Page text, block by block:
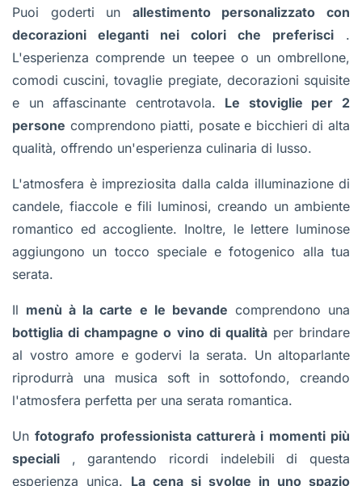
Puoi goderti un allestimento personalizzato con
decorazioni eleganti nei colori che preferisci .
L'esperienza comprende un teepee o un ombrellone,
comodi cuscini, tovaglie pregiate, decorazioni squisite
e un affascinante centrotavola. Le stoviglie per 2
persone comprendono piatti, posate e bicchieri di alta
qualità, offrendo un'esperienza culinaria di lusso.
L'atmosfera è impreziosita dalla calda illuminazione di
candele, fiaccole e fili luminosi, creando un ambiente
romantico ed accogliente. Inoltre, le lettere luminose
aggiungono un tocco speciale e fotogenico alla tua
serata.
Il menù à la carte e le bevande comprendono una
bottiglia di champagne o vino di qualitàper brindare
al vostro amore e godervi la serata. Un altoparlante
riprodurrà una musica soft in sottofondo, creando
l'atmosfera perfetta per una serata romantica.
Unfotografo professionista catturerà i momenti più
speciali , garantendo ricordi indelebili di questa
esperienza unica. La cena si svolge in uno spazio